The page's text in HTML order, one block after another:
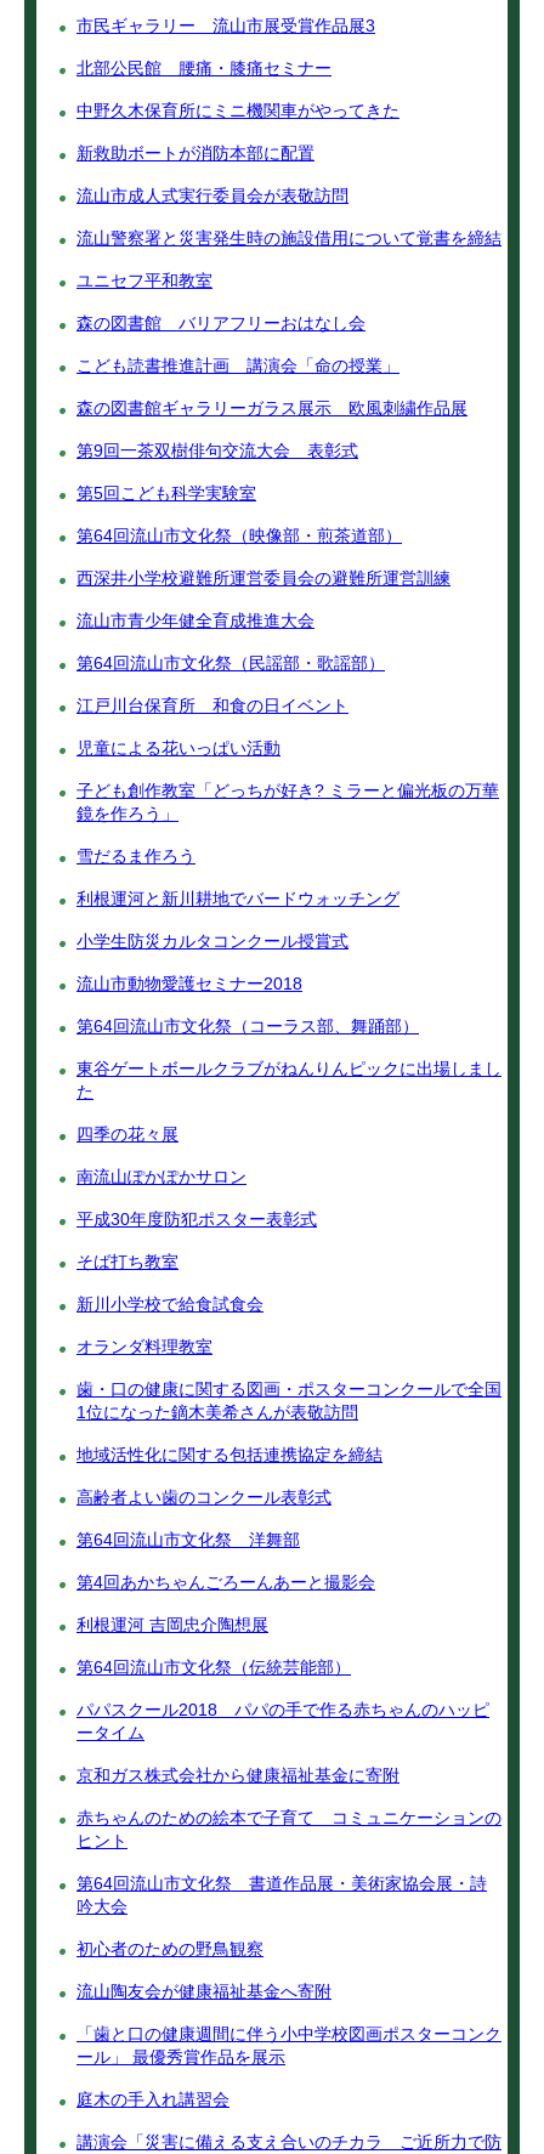
市民ギャラリー 流山市展受賞作品展3
北部公民館 腰痛・膝痛セミナー
中野久木保育所にミニ機関車がやってきた
新救助ボートが消防本部に配置
流山市成人式実行委員会が表敬訪問
流山警察署と災害発生時の施設借用について覚書を締結
ユニセフ平和教室
森の図書館 バリアフリーおはなし会
こども読書推進計画 講演会「命の授業」
森の図書館ギャラリーガラス展示 欧風刺繍作品展
第9回一茶双樹俳句交流大会 表彰式
第5回こども科学実験室
第64回流山市文化祭（映像部・煎茶道部）
西深井小学校避難所運営委員会の避難所運営訓練
流山市青少年健全育成推進大会
第64回流山市文化祭（民謡部・歌謡部）
江戸川台保育所 和食の日イベント
児童による花いっぱい活動
子ども創作教室「どっちが好き? ミラーと偏光板の万華
鏡を作ろう」
雪だるま作ろう
利根運河と新川耕地でバードウォッチング
小学生防災カルタコンクール授賞式
流山市動物愛護セミナー2018
第64回流山市文化祭（コーラス部、舞踊部）
東谷ゲートボールクラブがねんりんピックに出場しまし
た
四季の花々展
南流山ぽかぽかサロン
平成30年度防犯ポスター表彰式
そば打ち教室
新川小学校で給食試食会
オランダ料理教室
歯・口の健康に関する図画・ポスターコンクールで全国
1位になった鏑木美希さんが表敬訪問
地域活性化に関する包括連携協定を締結
高齢者よい歯のコンクール表彰式
第64回流山市文化祭 洋舞部
第4回あかちゃんごろーんあーと撮影会
利根運河 吉岡忠介陶想展
第64回流山市文化祭（伝統芸能部）
パパスクール2018 パパの手で作る赤ちゃんのハッピ
ータイム
京和ガス株式会社から健康福祉基金に寄附
赤ちゃんのための絵本で子育て コミュニケーションの
ヒント
第64回流山市文化祭 書道作品展・美術家協会展・詩
吟大会
初心者のための野鳥観察
流山陶友会が健康福祉基金へ寄附
「歯と口の健康週間に伴う小中学校図画ポスターコンク
ール」 最優秀賞作品を展示
庭木の手入れ講習会
講演会「災害に備える支え合いのチカラ ご近所力で防